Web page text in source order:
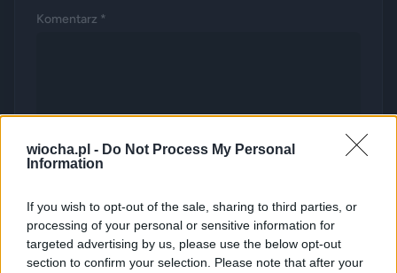
wiocha.pl - Do Not Process My Personal
Information
If you wish to opt-out of the sale, sharing to third parties, or
processing of your personal or sensitive information for
targeted advertising by us, please use the below opt-out
section to confirm your selection. Please note that after your
Komentarz *
DODAJ KOMENTARZ
arkpop1 1 miesiąc temu
Leg*tymacja P.O. to jak joker w kartach.